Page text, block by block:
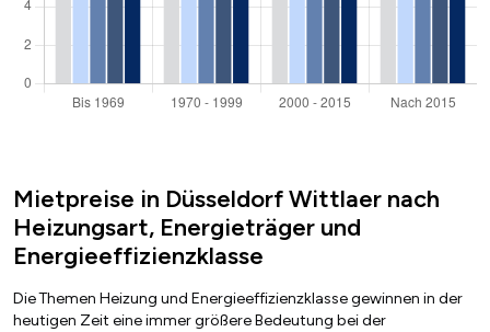
Mietpreise in Düsseldorf Wittlaer nach
Heizungsart, Energieträger und
Energieeffizienzklasse
Die Themen Heizung und Energieeffizienzklasse gewinnen in der
heutigen Zeit eine immer größere Bedeutung bei der